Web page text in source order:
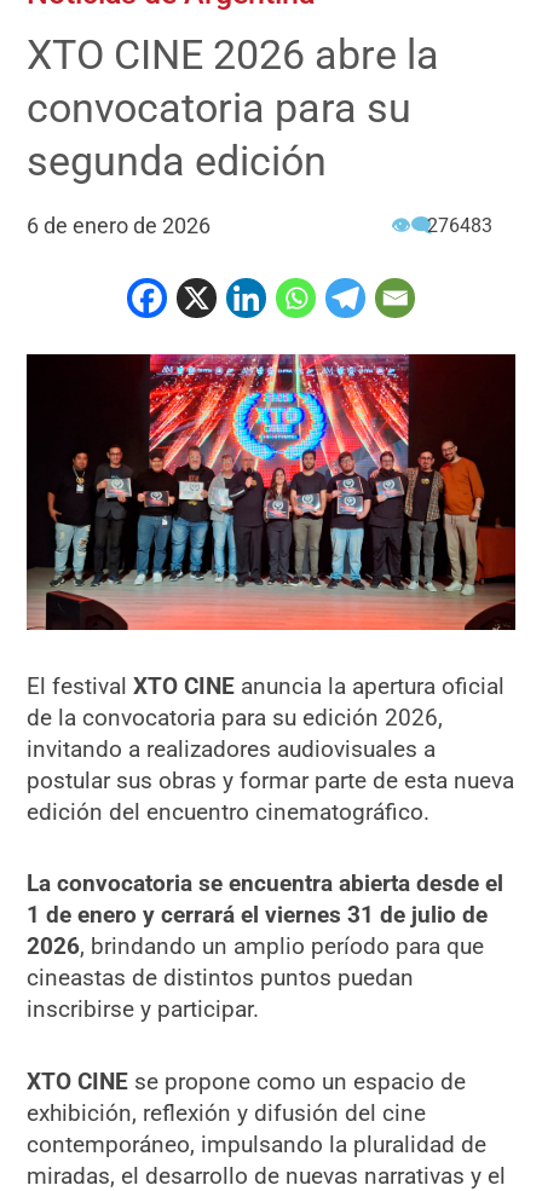
XTO CINE 2026 abre la
convocatoria para su
segunda edición
6 de enero de 2026 👁‍🗨276483
El festivalXTO CINE anuncia la apertura oficial
de la convocatoria para su edición 2026,
invitando a realizadores audiovisuales a
postular sus obras y formar parte de esta nueva
edición del encuentro cinematográfico.
La convocatoria se encuentra abierta desde el
1 de enero y cerrará el viernes 31 de julio de
2026, brindando un amplio período para que
cineastas de distintos puntos puedan
inscribirse y participar.
XTO CINE se propone como un espacio de
exhibición, reflexión y difusión del cine
contemporáneo, impulsando la pluralidad de
miradas, el desarrollo de nuevas narrativas y el